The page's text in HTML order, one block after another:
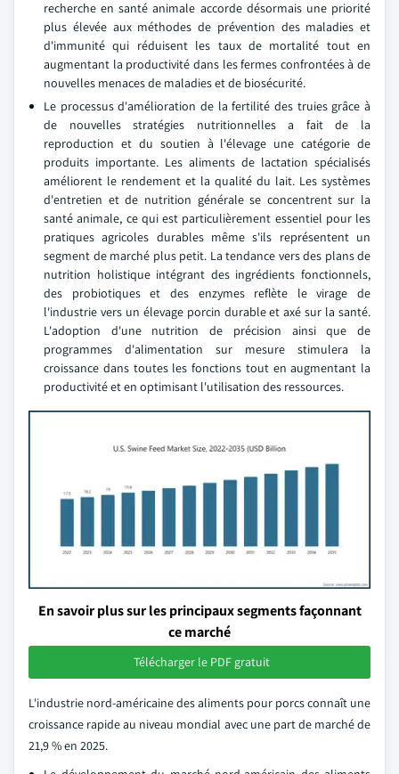
recherche en santé animale accorde désormais une priorité
plus élevée aux méthodes de prévention des maladies et
d'immunité qui réduisent les taux de mortalité tout en
augmentant la productivité dans les fermes confrontées à de
nouvelles menaces de maladies et de biosécurité.
Le processus d'amélioration de la fertilité des truies grâce à
de nouvelles stratégies nutritionnelles a fait de la
reproduction et du soutien à l'élevage une catégorie de
produits importante. Les aliments de lactation spécialisés
améliorent le rendement et la qualité du lait. Les systèmes
d'entretien et de nutrition générale se concentrent sur la
santé animale, ce qui est particulièrement essentiel pour les
pratiques agricoles durables même s'ils représentent un
segment de marché plus petit. La tendance vers des plans de
nutrition holistique intégrant des ingrédients fonctionnels,
des probiotiques et des enzymes reflète le virage de
l'industrie vers un élevage porcin durable et axé sur la santé.
L'adoption d'une nutrition de précision ainsi que de
programmes d'alimentation sur mesure stimulera la
croissance dans toutes les fonctions tout en augmentant la
productivité et en optimisant l'utilisation des ressources.
En savoir plus sur les principaux segments façonnant
ce marché
Télécharger le PDF gratuit
L'industrie nord-américaine des aliments pour porcs connaît une
croissance rapide au niveau mondial avec une part de marché de
21,9 % en 2025.